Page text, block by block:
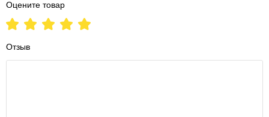
Оцените товар
Отзыв